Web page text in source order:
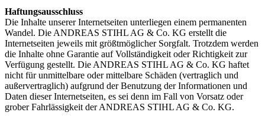
Haftungsausschluss
Die Inhalte unserer Internetseiten unterliegen einem permanenten
Wandel. Die ANDREAS STIHL AG & Co. KG erstellt die
Internetseiten jeweils mit größtmöglicher Sorgfalt. Trotzdem werden
die Inhalte ohne Garantie auf Vollständigkeit oder Richtigkeit zur
Verfügung gestellt. Die ANDREAS STIHL AG & Co. KG haftet
nicht für unmittelbare oder mittelbare Schäden (vertraglich und
außervertraglich) aufgrund der Benutzung der Informationen und
Daten dieser Internetseiten, es sei denn im Fall von Vorsatz oder
grober Fahrlässigkeit der ANDREAS STIHL AG & Co. KG.